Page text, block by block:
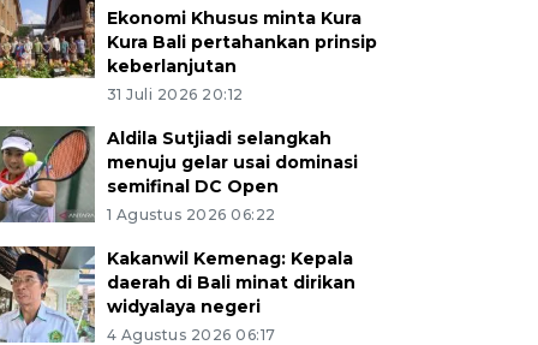
Ekonomi Khusus minta Kura
Kura Bali pertahankan prinsip
keberlanjutan
31 Juli 2026 20:12
Aldila Sutjiadi selangkah
menuju gelar usai dominasi
semifinal DC Open
1 Agustus 2026 06:22
Kakanwil Kemenag: Kepala
daerah di Bali minat dirikan
widyalaya negeri
4 Agustus 2026 06:17